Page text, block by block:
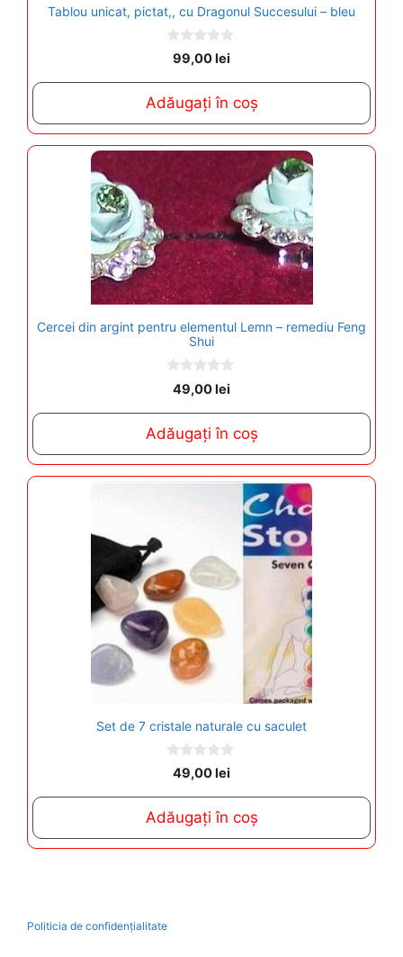
Tablou unicat, pictat,, cu Dragonul Succesului – bleu
0
o
5
99,00lei
Adăugați în coș
Cercei din argint pentru elementul Lemn – remediu Feng
Shui
o
o
5
49,00lei
Adăugați în coș
Set de 7 cristale naturale cu saculet
o
o
5
49,00 lei
Adăugați în coș
Politicia de confidențialitate